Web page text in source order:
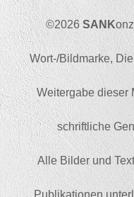
©2026SANK
Wort-/Bildmarke,
Weitergabe dieser
schriftliche
Alle Bilder und
Publikationen